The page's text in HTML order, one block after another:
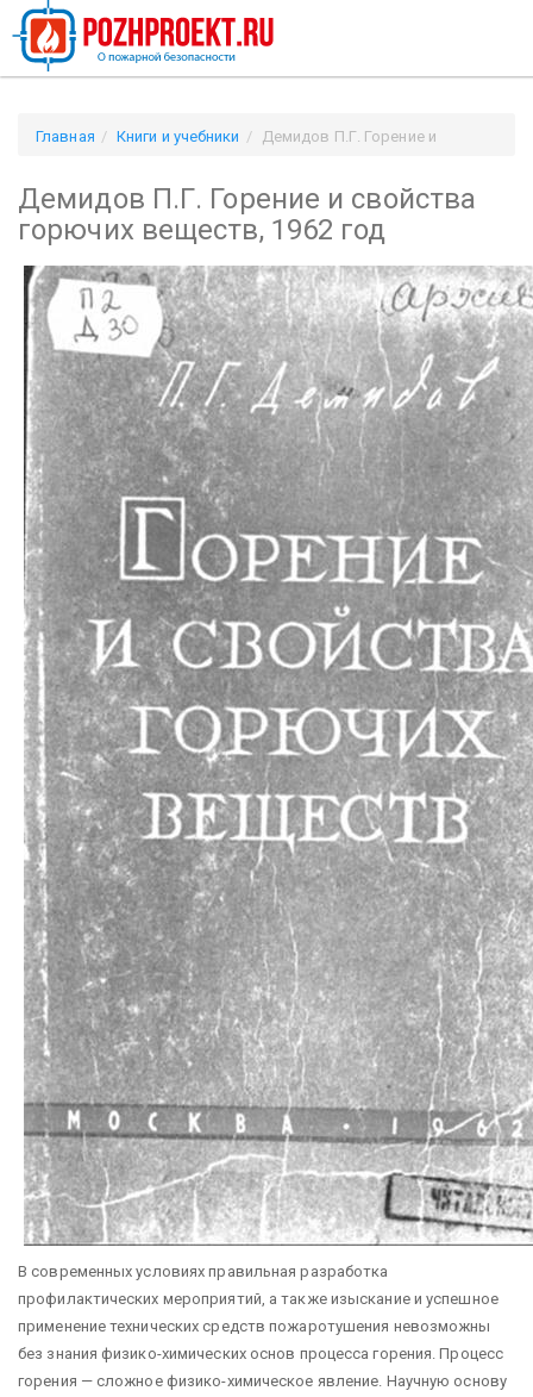
Главная Книги и учебники
Демидов П.Г. Горение и
Демидов П.Г. Горение и свойства
горючих веществ, 1962 год
В современных условиях правильная разработка
профилактических мероприятий, а также изыскание и успешное
применение технических средств пожаротушения невозможны
без знания физико-химических основ процесса горения. Процесс
горения — сложное физико-химическое явление. Научную основу